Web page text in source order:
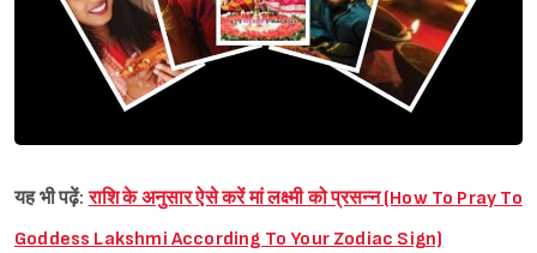
यह भी पढ़ें:राशि के अनुसार ऐसे करें मां लक्ष्मी को प्रसन्न (How To Pray To
Goddess Lakshmi According To Your Zodiac Sign)